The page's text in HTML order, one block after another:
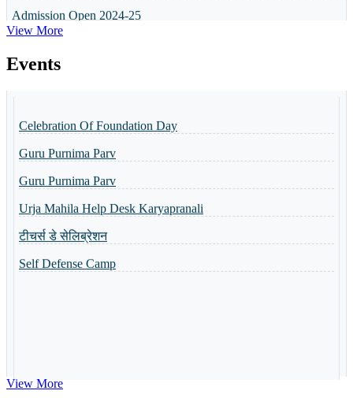
व्यक्तित्व विकास शिविर
Shri Ramlala Pran Prathistha Utsav
नैैपुुण्य शिविर 31.10.2023 से 04.11.2023 तक आयोजित किया गया
Guru Purnima Invitation Card
Toppers of the school
World Yoga Divas 2023
Admission Open-2023
View More
Events
Guru Purnima Parv
Guru Purnima Parv
Urja Mahila Help Desk Karyapranali
टीचर्स डे सेलिब्रेशन
Self Defense Camp
View More